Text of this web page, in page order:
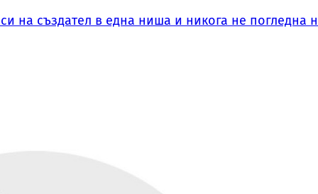
на създател в една ниша и никога не погледна